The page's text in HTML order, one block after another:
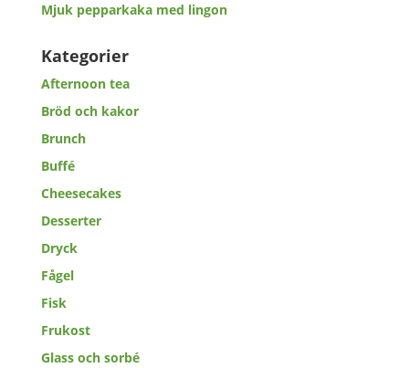
Mjuk pepparkaka med lingon
Kategorier
Afternoon tea
Bröd och kakor
Brunch
Buffé
Cheesecakes
Desserter
Dryck
Fågel
Fisk
Frukost
Glass och sorbé